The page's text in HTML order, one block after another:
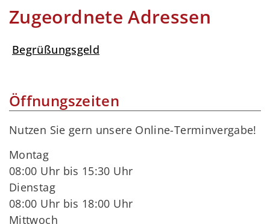
Zugeordnete Adressen
Begrüßungsgeld
Öffnungszeiten
Nutzen Sie gern unsere Online-Terminvergabe!
Montag
08:00 Uhr bis 15:30 Uhr
Dienstag
08:00 Uhr bis 18:00 Uhr
Mittwoch